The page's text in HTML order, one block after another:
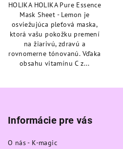
z
5
hviezdičiek.
HOLIKA HOLIKA Pure Essence
Mask Sheet - Lemon je
osviežujúca pleťová maska,
ktorá vašu pokožku premení
na žiarivú, zdravú a
rovnomerne tónovanú. Vďaka
obsahu vitamínu C z...
Informácie pre vás
O nás - K-magic